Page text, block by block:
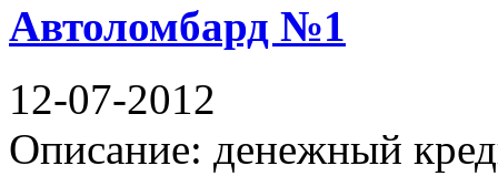
Автоломбард №1
12-07-2012
Описание: денежный